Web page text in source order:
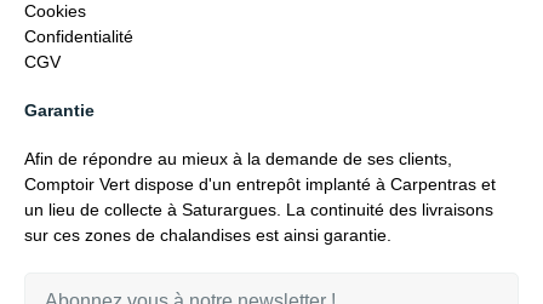
Cookies
Confidentialité
CGV
Garantie
Afin de répondre au mieux à la demande de ses clients,
Comptoir Vert dispose d'un entrepôt implanté à Carpentras et
un lieu de collecte à Saturargues. La continuité des livraisons
sur ces zones de chalandises est ainsi garantie.